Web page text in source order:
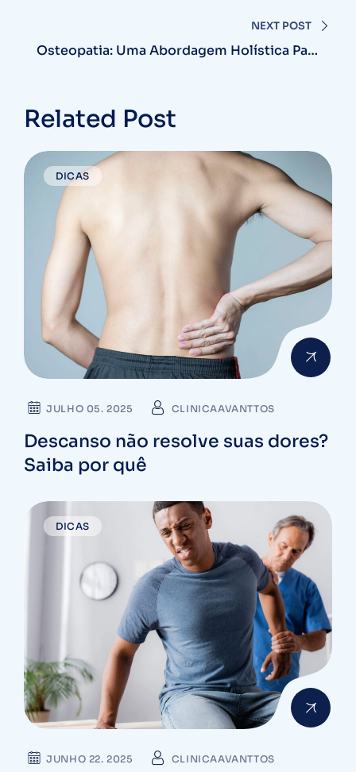
NEXT POST
Osteopatia: Uma Abordagem Holística Para
Related Post
DICAS
JULHO 05. 2025 CLINICAAVANTTOS
Descanso não resolve suas dores?
Saiba por quê
DICAS
JUNHO 22. 2025 CLINICAAVANTTOS